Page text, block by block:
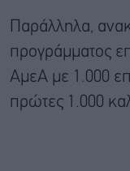
Παράλληλα,
προγράμματος
ΑμεΑ με 1.000
πρώτες 1.000